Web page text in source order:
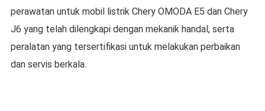
perawatan untuk mobil listrik Chery OMODA E5 dan Chery
J6 yang telah dilengkapi dengan mekanik handal, serta
peralatan yang tersertifikasi untuk melakukan perbaikan
dan servis berkala.